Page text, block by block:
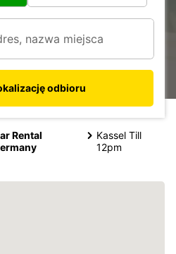
odbioru
Rental
Kassel Till
12pm